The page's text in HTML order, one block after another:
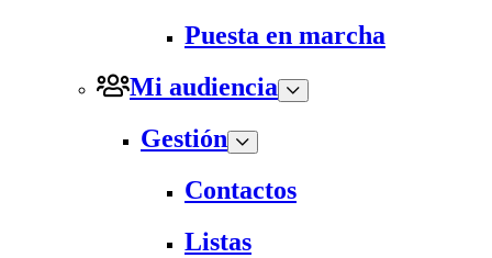
Puesta en marcha
Mi audiencia
Gestión
Contactos
Listas